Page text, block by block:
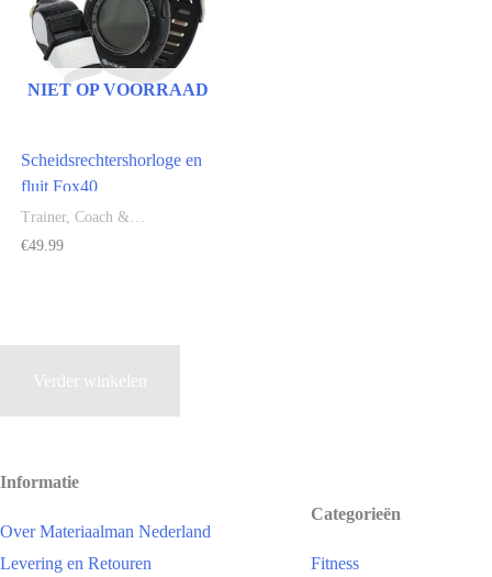
NIET OP VOORRAAD
Scheidsrechtershorloge en
fluit Fox40
Trainer, Coach &
Scheidsrechter
€49.99
Verder winkelen
Informatie
Over Materiaalman Nederland
Levering en Retouren
Categorieën
Fitness